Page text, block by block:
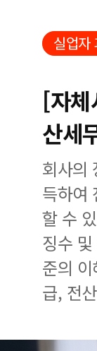
실업자
[자
산세
회사의
득하여
할 수
징수
준의
급, 전